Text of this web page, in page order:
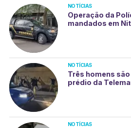
NOTÍCIAS
Operação da
mandados em
NOTÍCIAS
Três homens
prédio da
NOTÍCIAS